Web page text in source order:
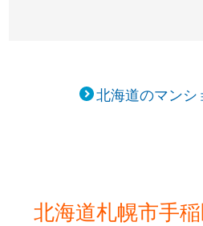
北海道のマンシ
北海道札幌市手